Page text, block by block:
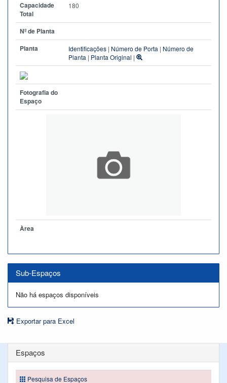
Capacidade
Total
180
Nº de Planta
Planta
Identificações | Número de Porta | Número de
Planta | Planta Original |
Fotografia do
Espaço
Àrea
Sub-Espaços
Não há espaços disponíveis
Exportar para Excel
Espaços
Pesquisa de Espaços